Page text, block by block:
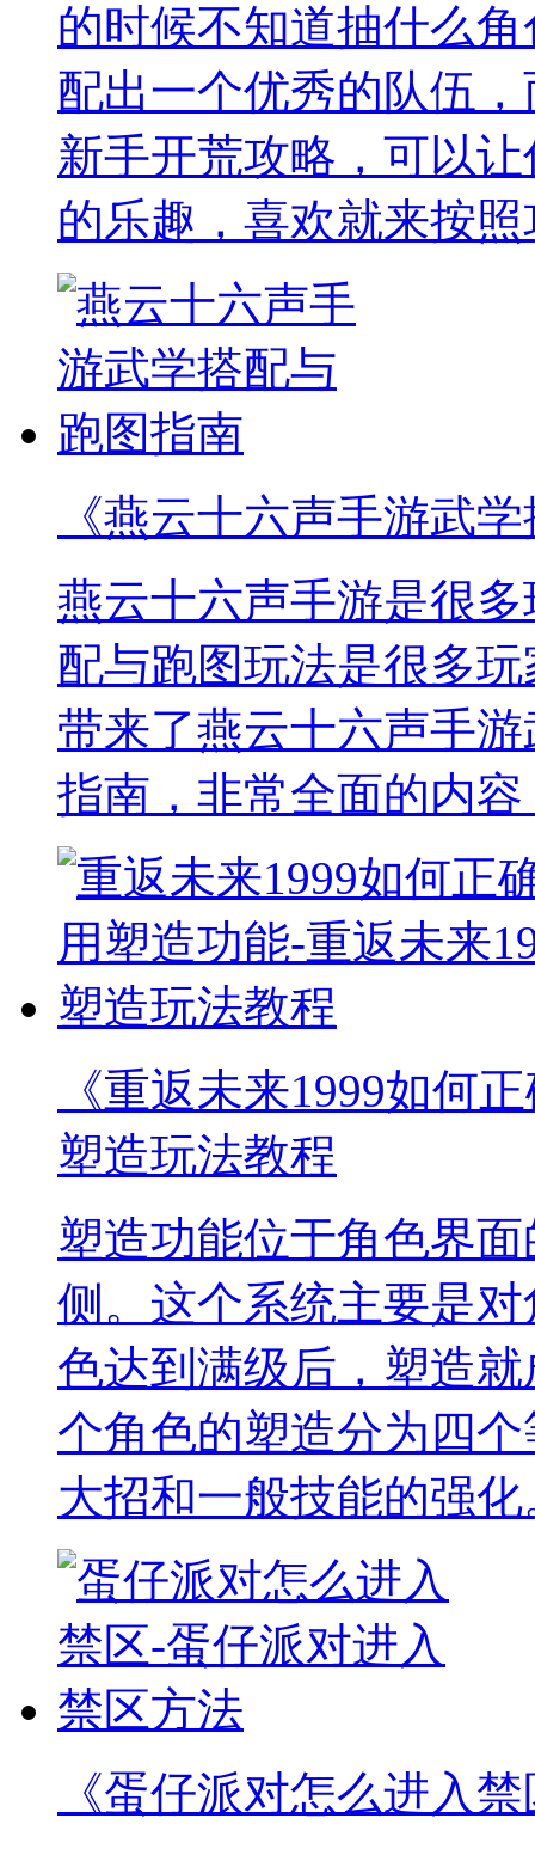
的时候不知道抽什么
配出一个优秀的队伍
新手开荒攻略，可以
的乐趣，喜欢就来按
《燕云十六声手游武
燕云十六声手游是很
配与跑图玩法是很多
带来了燕云十六声手
指南，非常全面的内
《重返未来1999如何
塑造玩法教程
塑造功能位于角色界
侧。这个系统主要是
色达到满级后，塑造
个角色的塑造分为四
大招和一般技能的强化
《蛋仔派对怎么进入